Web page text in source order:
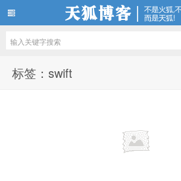
标签：swift